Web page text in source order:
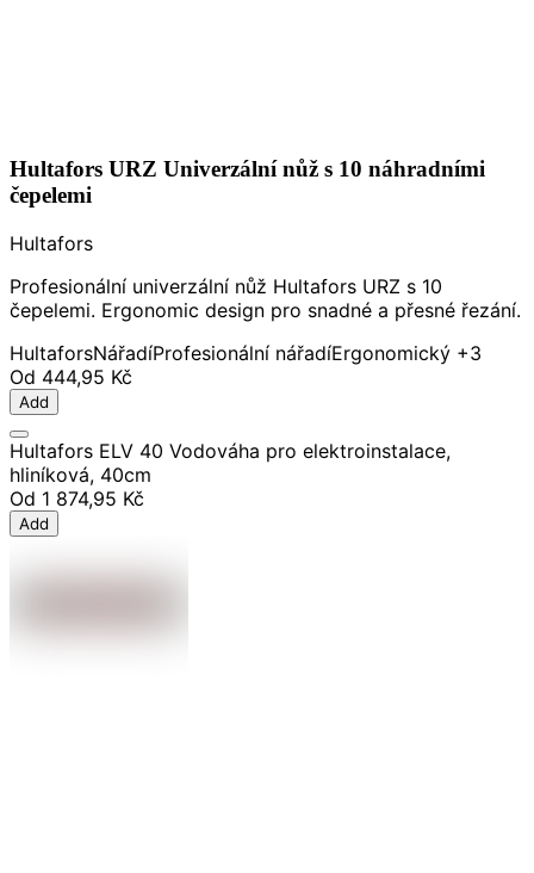
Hultafors URZ Univerzální nůž s 10 náhradními
čepelemi
Hultafors
Profesionální univerzální nůž Hultafors URZ s 10
čepelemi. Ergonomic design pro snadné a přesné řezání.
HultaforsNářadíProfesionální nářadíErgonomický +3
Od 444,95 Kč
Add
Hultafors ELV 40 Vodováha pro elektroinstalace,
hliníková, 40cm
Od 1 874,95 Kč
Add